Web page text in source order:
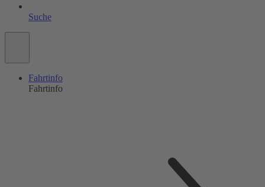
Suche
Fahrtinfo
Fahrtinfo